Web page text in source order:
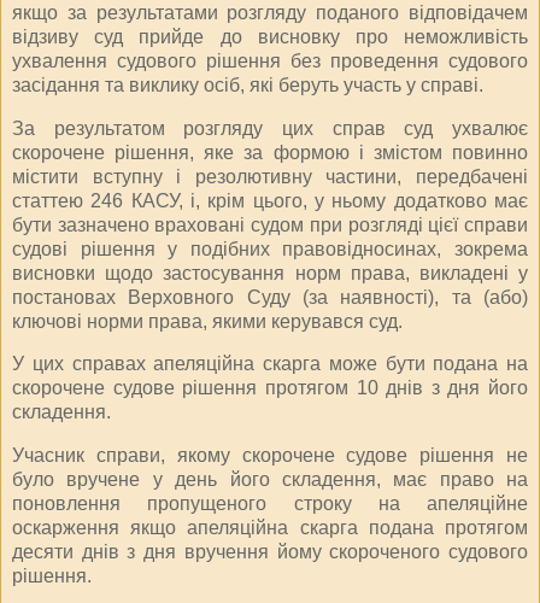
якщо за результатами розгляду поданого відповідачем
відзиву суд прийде до висновку про неможливість
ухвалення судового рішення без проведення судового
засідання та виклику осіб, які беруть участь у справі.
За результатом розгляду цих справ суд ухвалює
скорочене рішення, яке за формою і змістом повинно
містити вступну і резолютивну частини, передбачені
статтею 246 КАСУ, і, крім цього, у ньому додатково має
бути зазначено враховані судом при розгляді цієї справи
судові рішення у подібних правовідносинах, зокрема
висновки щодо застосування норм права, викладені у
постановах Верховного Суду (за наявності), та (або)
ключові норми права, якими керувався суд.
У цих справах апеляційна скарга може бути подана на
скорочене судове рішення протягом 10 днів з дня його
складення.
Учасник справи, якому скорочене судове рішення не
було вручене у день його складення, має право на
поновлення пропущеного строку на апеляційне
оскарження якщо апеляційна скарга подана протягом
десяти днів з дня вручення йому скороченого судового
рішення.